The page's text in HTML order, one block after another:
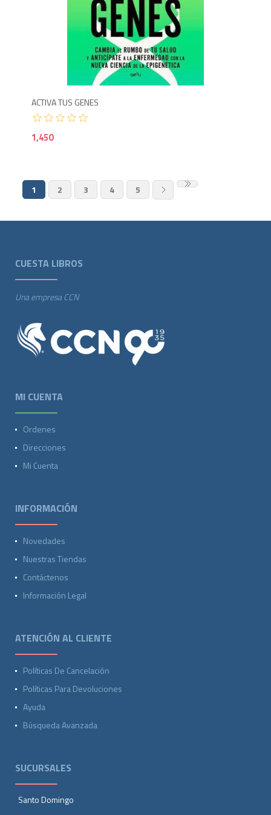
ACTIVA TUS GENES
1,450
1 2 3 4 5
CUESTA LIBROS
Una empresa CCN
MI CUENTA
Ordenes
Direcciones
Mi Cuenta
INFORMACIÓN
Novedades
Nuestras Tiendas
Contáctenos
Información Legal
ATENCIÓN AL CLIENTE
Políticas De Cancelación
Políticas Para Devoluciones
Ayuda
Búsqueda Avanzada
SUCURSALES
Santo Domingo